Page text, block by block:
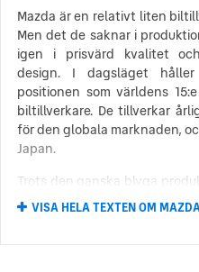
Mazda är en relativt liten
Men det de saknar i
igen i prisvärd kvalitet
design. I dagsläget håller
positionen som världens
biltillverkare. De tillverkar
för den globala marknaden,
Japan.
Trots den ganska blyga
räknas: pålitliga, säkra
VISA HELA TEXTEN OM